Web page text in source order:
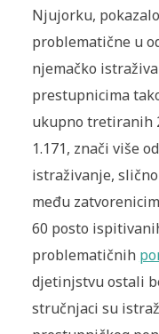
Njujorku,
problematične u
njemačko
prestupnicima
ukupno tretiranih
1.171, znači više
istraživanje,
među
60 posto
problematičnih
djetinjstvu ostali
stručnjaci su